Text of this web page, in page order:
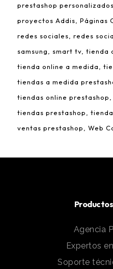
prestashop personalizados
proyectos Addis
Páginas
redes sociales
redes
samsung
smart tv tienda
tienda online a medida
tiendas a medida
tiendas online prestashop
tiendas prestashop
ventas prestashop
Web
Agencia
Expertos
Soporte